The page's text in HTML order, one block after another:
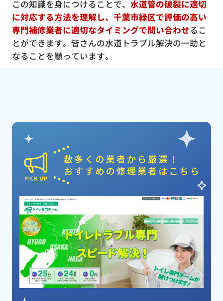
この知識を身につけることで、 水道管の破裂に適切
に対応する方法を理解し、千葉市緑区で評価の高い
専門補修業者に適切なタイミングで問い合わせるこ
とができます。皆さんの水道トラブル解決の一助と
なることを願っています。
ピックアップ業者